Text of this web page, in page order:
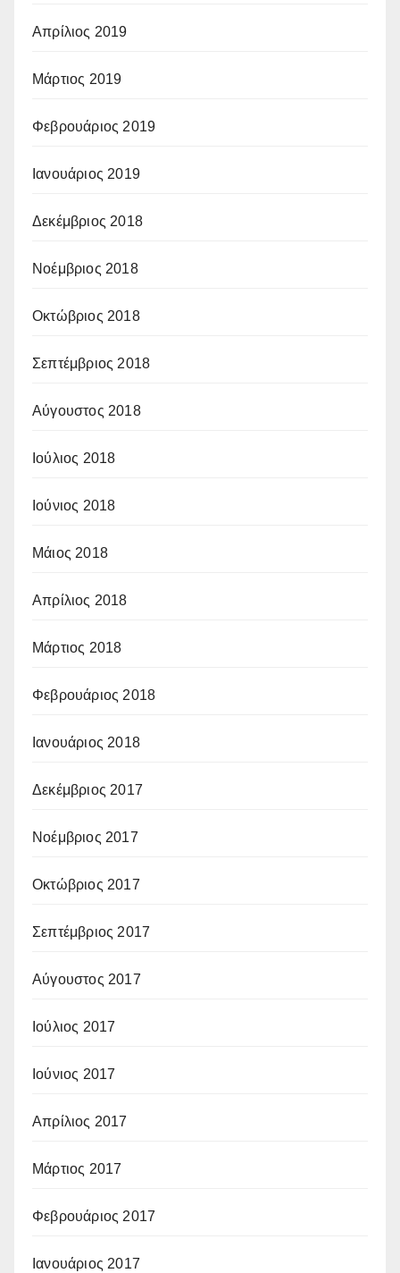
Απρίλιος 2019
Μάρτιος 2019
Φεβρουάριος 2019
Ιανουάριος 2019
Δεκέμβριος 2018
Νοέμβριος 2018
Οκτώβριος 2018
Σεπτέμβριος 2018
Αύγουστος 2018
Ιούλιος 2018
Ιούνιος 2018
Μάιος 2018
Απρίλιος 2018
Μάρτιος 2018
Φεβρουάριος 2018
Ιανουάριος 2018
Δεκέμβριος 2017
Νοέμβριος 2017
Οκτώβριος 2017
Σεπτέμβριος 2017
Αύγουστος 2017
Ιούλιος 2017
Ιούνιος 2017
Απρίλιος 2017
Μάρτιος 2017
Φεβρουάριος 2017
Ιανουάριος 2017